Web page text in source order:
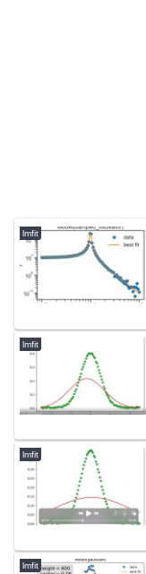
lmfit
lmfit
lmfit
lmfit